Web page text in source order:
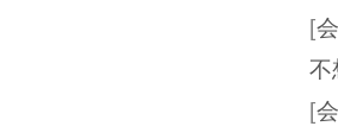
[
不
[